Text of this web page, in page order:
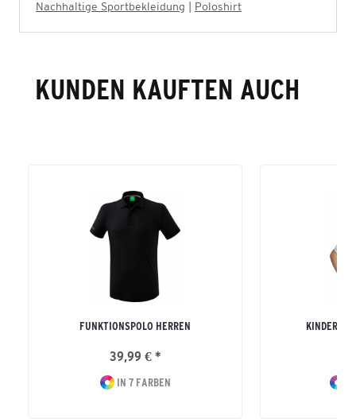
Nachhaltige Sportbekleidung Poloshirt
KUNDEN KAUFTEN AUCH
FUNKTIONSPOLO HERREN
39,99 € *
IN 7 FARBEN
KINDER